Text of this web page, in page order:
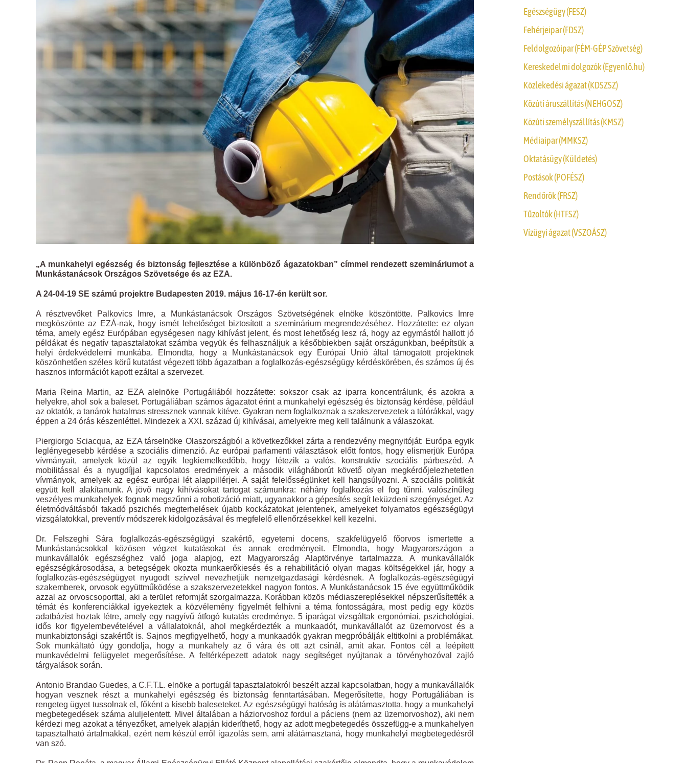
„A munkahelyi egészség és biztonság fejlesztése a különböző ágazatokban” címmel rendezett szemináriumot a
Munkástanácsok Országos Szövetsége és az EZA.
A 24-04-19 SE számú projektre Budapesten 2019. május 16-17-én került sor.
A résztvevőket Palkovics Imre, a Munkástanácsok Országos Szövetségének elnöke köszöntötte. Palkovics Imre
megköszönte az EZÁ-nak, hogy ismét lehetőséget biztosított a szeminárium megrendezéséhez. Hozzátette: ez olyan
téma, amely egész Európában egységesen nagy kihívást jelent, és most lehetőség lesz rá, hogy az egymástól hallott jó
példákat és negatív tapasztalatokat számba vegyük és felhasználjuk a későbbiekben saját országunkban, beépítsük a
helyi érdekvédelemi munkába. Elmondta, hogy a Munkástanácsok egy Európai Unió által támogatott projektnek
köszönhetően széles körű kutatást végezett több ágazatban a foglalkozás-egészségügy kérdéskörében, és számos új és
hasznos információt kapott ezáltal a szervezet.
Maria Reina Martin, az EZA alelnöke Portugáliából hozzátette: sokszor csak az iparra koncentrálunk, és azokra a
helyekre, ahol sok a baleset. Portugáliában számos ágazatot érint a munkahelyi egészség és biztonság kérdése, például
az oktatók, a tanárok hatalmas stressznek vannak kitéve. Gyakran nem foglalkoznak a szakszervezetek a túlórákkal, vagy
éppen a 24 órás készenléttel. Mindezek a XXI. század új kihívásai, amelyekre meg kell találnunk a válaszokat.
Piergiorgo Sciacqua, az EZA társelnöke Olaszországból a következőkkel zárta a rendezvény megnyitóját: Európa egyik
leglényegesebb kérdése a szociális dimenzió. Az európai parlamenti választások előtt fontos, hogy elismerjük Európa
vívmányait, amelyek közül az egyik legkiemelkedőbb, hogy létezik a valós, konstruktív szociális párbeszéd. A
mobilitással és a nyugdíjjal kapcsolatos eredmények a második világháborút követő olyan megkérdőjelezhetetlen
vívmányok, amelyek az egész európai lét alappillérjei. A saját felelősségünket kell hangsúlyozni. A szociális politikát
együtt kell alakítanunk. A jövő nagy kihívásokat tartogat számunkra: néhány foglalkozás el fog tűnni. valószínűleg
veszélyes munkahelyek fognak megszűnni a robotizáció miatt, ugyanakkor a gépesítés segít leküzdeni szegénységet. Az
életmódváltásból fakadó pszichés megterhelések újabb kockázatokat jelentenek, amelyeket folyamatos egészségügyi
vizsgálatokkal, preventív módszerek kidolgozásával és megfelelő ellenőrzésekkel kell kezelni.
Dr. Felszeghi Sára foglalkozás-egészségügyi szakértő, egyetemi docens, szakfelügyelő főorvos ismertette a
Munkástanácsokkal közösen végzet kutatásokat és annak eredményeit. Elmondta, hogy Magyarországon a
munkavállalók egészséghez való joga alapjog, ezt Magyarország Alaptörvénye tartalmazza. A munkavállalók
egészségkárosodása, a betegségek okozta munkaerőkiesés és a rehabilitáció olyan magas költségekkel jár, hogy a
foglalkozás-egészségügyet nyugodt szívvel nevezhetjük nemzetgazdasági kérdésnek. A foglalkozás-egészségügyi
szakemberek, orvosok együttműködése a szakszervezetekkel nagyon fontos. A Munkástanácsok 15 éve együttműködik
azzal az orvoscsoporttal, aki a terület reformját szorgalmazza. Korábban közös médiaszereplésekkel népszerűsítették a
témát és konferenciákkal igyekeztek a közvélemény figyelmét felhívni a téma fontosságára, most pedig egy közös
adatbázist hoztak létre, amely egy nagyívű átfogó kutatás eredménye. 5 iparágat vizsgáltak ergonómiai, pszichológiai,
idős kor figyelembevételével a vállalatoknál, ahol megkérdezték a munkaadót, munkavállalót az üzemorvost és a
munkabiztonsági szakértőt is. Sajnos megfigyelhető, hogy a munkaadók gyakran megpróbálják eltitkolni a problémákat.
Sok munkáltató úgy gondolja, hogy a munkahely az ő vára és ott azt csinál, amit akar. Fontos cél a leépített
munkavédelmi felügyelet megerősítése. A feltérképezett adatok nagy segítséget nyújtanak a törvényhozóval zajló
tárgyalások során.
Antonio Brandao Guedes, a C.F.T.L. elnöke a portugál tapasztalatokról beszélt azzal kapcsolatban, hogy a munkavállalók
hogyan vesznek részt a munkahelyi egészség és biztonság fenntartásában. Megerősítette, hogy Portugáliában is
rengeteg ügyet tussolnak el, főként a kisebb baleseteket. Az egészségügyi hatóság is alátámasztotta, hogy a munkahelyi
megbetegedések száma aluljelentett. Mivel általában a háziorvoshoz fordul a páciens (nem az üzemorvoshoz), aki nem
kérdezi meg azokat a tényezőket, amelyek alapján kideríthető, hogy az adott megbetegedés összefügg-e a munkahelyen
tapasztalható ártalmakkal, ezért nem készül erről igazolás sem, ami alátámasztaná, hogy munkahelyi megbetegedésről
van szó.
Egészségügy (FESZ)
Fehérjeipar (FDSZ)
Feldolgozóipar (FÉM-GÉP Szövetség)
Kereskedelmi dolgozók (Egyenlő.hu)
Közlekedési ágazat (KDSZSZ)
Közúti áruszállítás (NEHGOSZ)
Közúti személyszállítás (KMSZ)
Médiaipar (MMKSZ)
Oktatásügy (Küldetés)
Postások (POFÉSZ)
Rendőrök (FRSZ)
Tűzoltók (HTFSZ)
Vízügyi ágazat (VSZOÁSZ)